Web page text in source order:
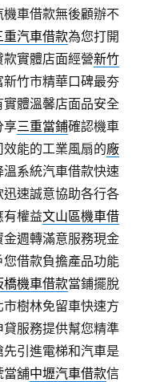
機車借款無後顧辦不
重汽車借款為您打開
實體店面經營新竹
竹市精華口碑最夯
實體溫馨店面品安全
享三重當鋪確認機車
能的工業風扇的廠
系統汽車借款快速
迅速誠意協助各行各
有權益文山區機車借
週轉滿意服務現金
您借款負擔產品功能
橋機車借款當鋪擺脫
樹林免留車快速方
服務提供幫您精準
先引進電梯和汽車是
當舖中壢汽車借款信